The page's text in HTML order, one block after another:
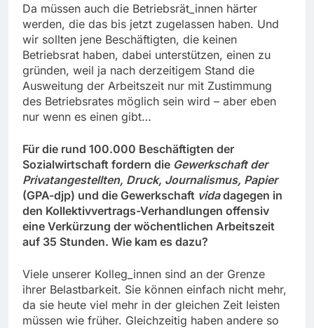
Da müssen auch die Betriebsrät_innen härter
werden, die das bis jetzt zugelassen haben. Und
wir sollten jene Beschäftigten, die keinen
Betriebsrat haben, dabei unterstützen, einen zu
gründen, weil ja nach derzeitigem Stand die
Ausweitung der Arbeitszeit nur mit Zustimmung
des Betriebsrates möglich sein wird – aber eben
nur wenn es einen gibt…
Für die rund 100.000 Beschäftigten der
Sozialwirtschaft fordern die Gewerkschaft der
Privatangestellten, Druck, Journalismus, Papier
(GPA-djp) und die Gewerkschaft vidadagegen in
den Kollektivvertrags-Verhandlungen offensiv
eine Verkürzung der wöchentlichen Arbeitszeit
auf 35 Stunden. Wie kam es dazu?
Viele unserer Kolleg_innen sind an der Grenze
ihrer Belastbarkeit. Sie können einfach nicht mehr,
da sie heute viel mehr in der gleichen Zeit leisten
müssen wie früher. Gleichzeitig haben andere so